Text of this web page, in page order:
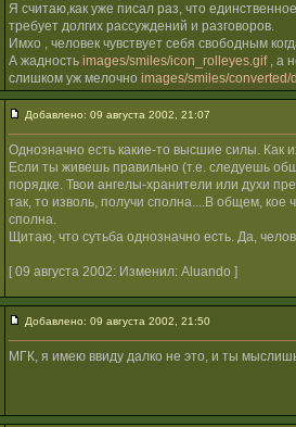
Я считаю,как уже писал раз, что
требует долгих рассуждений и разговоров.
Имхо , человек чувствует себя свободным
А жадность images/smiles/icon_rolleyes.gif, а
слишком уж мелочно images/smiles/converted/
Добавлено: 09 августа 2002, 21:07
Однозначно есть какие-то высшие силы. Как
Если ты живешь правильно (т.е. следуешь
порядке. Твои ангелы-хранители или духи
так, то изволь, получи сполна....В общем, кое
сполна.
Щитаю, что сутьба однозначно есть. Да,
[ 09 августа 2002: Изменил: Aluando ]
Добавлено: 09 августа 2002, 21:50
МГК, я имею ввиду далко не это, и ты